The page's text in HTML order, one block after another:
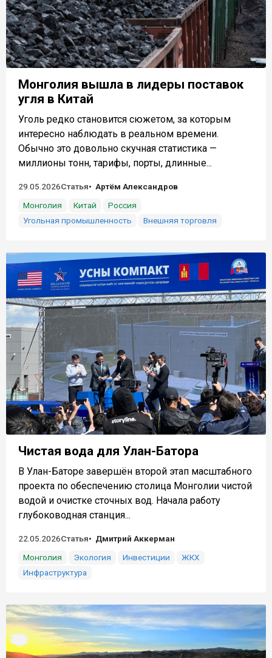
Монголия вышла в лидеры поставок
угля в Китай
Уголь редко становится сюжетом, за которым
интересно наблюдать в реальном времени.
Обычно это довольно скучная статистика —
миллионы тонн, тарифы, порты, длинные...
29.05.2026Статья
Артём Александров
Монголия
Китай
Россия
Угольная промышленность
Внешняя торговля
Чистая вода для Улан-Батора
В Улан-Баторе завершён второй этап масштабного
проекта по обеспечению столица Монголии чистой
водой и очистке сточных вод. Начала работу
глубоководная станция...
22.05.2026Статья
Дмитрий Аккерман
Монголия
Экология Инвестиции
ЖКХ
Инфраструктура